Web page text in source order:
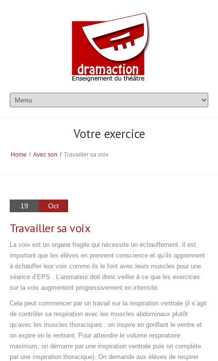
Votre exercice
Home / Avec son / Travailler sa voix
19 Oct
Travailler sa voix
La voix est un organe fragile qui nécessite un échauffement. Il est
important que les élèves en prennent conscience et qu’ils apprennent
à échauffer leur voix comme ils le font avec leurs muscles pour une
séance d’EPS . L’animateur doit donc veiller à ce que les exercices
sur la voix augmentent progressivement en intensité.
Cela peut commencer par un travail sur la respiration ventrale (il s’agit
de contrôler sa respiration avec les muscles abdominaux plutôt
qu’avec les muscles thoraciques : on inspire en gonflant le ventre et
on expire en le rentrant. Pour atteindre le volume respiratoire
maximum, on démarre par une inspiration ventrale puis on complète
par une inspiration thoracique). On demande aux élèves de respirer